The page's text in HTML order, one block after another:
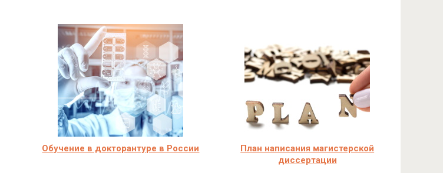
Обучение в докторантуре в России
План написания магистерской
диссертации